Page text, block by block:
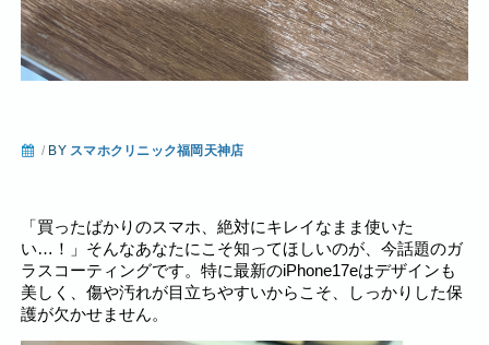
/ BY スマホクリニック福岡天神店
「買ったばかりのスマホ、絶対にキレイなまま使いた
い…！」そんなあなたにこそ知ってほしいのが、今話題のガ
ラスコーティングです。特に最新のiPhone17eはデザインも
美しく、傷や汚れが目立ちやすいからこそ、しっかりした保
護が欠かせません。